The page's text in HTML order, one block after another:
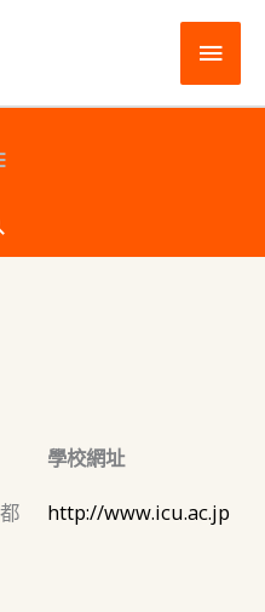
主
要
學校網址
http://www.icu.ac.jp